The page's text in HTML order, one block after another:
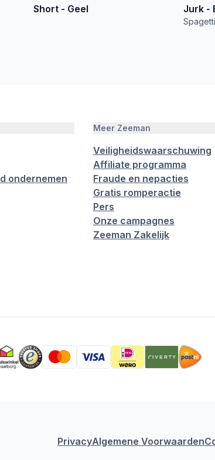
Short - Geel Jurk -
ondernemen
Meer Zeeman
Veiligheidswaarschuwing
Affiliate programma
Fraude en nepacties
Gratis romperactie
Pers
Onze campagnes
Zeeman Zakelijk
PrivacyAlgemene Voorwaarden